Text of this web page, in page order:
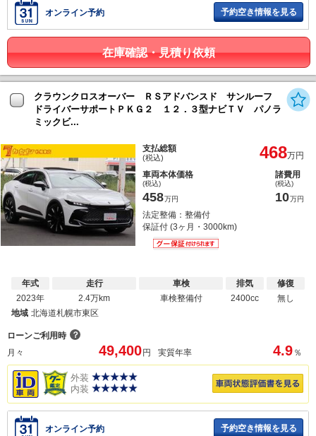
オンライン予約 予約空き情報を見る
在庫確認・見積り依頼
クラウンクロスオーバー ＲＳアドバンスド サンルーフ
ドライバーサポートＰＫＧ２ １２．３型ナビＴＶ パノラ
ミックビ...
支払総額
(税込) 468万円
車両本体価格
(税込)
458万円
諸費用
(税込)
10万円
法定整備：整備付
保証付 (3ヶ月・3000km)
年式
2023年
走行
2.4万km
車検
車検整備付
排気
2400cc
修復
無し
地域 北海道札幌市東区
ローンご利用時 ？
月々
49,400円 実質年率 4.9 ％
外装
内装
オンライン予約 予約空き情報を見る